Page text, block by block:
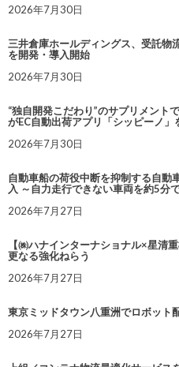
2026年7月30日
三井倉庫ホールディングス、受託物
を開発・導入開始
2026年7月30日
“独自開発こだわり”のサプリメント
がEC自動出荷アプリ「シッピーノ」
2026年7月30日
自動車船の荷役中断を抑制する自動
入 ～自力走行できない車両を約5分
2026年7月27日
【㈱ハナインターナショナル×星清
更なる強化ねらう
2026年7月27日
東京ミッドタウン八重洲でロボット
2026年7月27日